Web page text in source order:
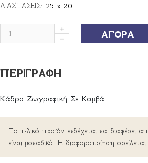
ΔΙΑΣΤΑΣΕΙΣ: 25 x 20
ΑΓΟΡΑ
ΠΕΡΙΓΡΑΦΗ
Κάδρο Ζωγραφική Σε Καμβά
Το τελικό προϊόν ενδέχεται να διαφέρει
είναι μοναδικό. Η διαφοροποίηση